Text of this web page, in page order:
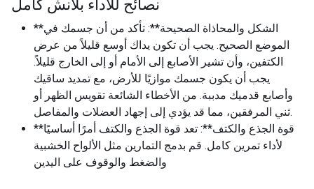
نصائح للأداء بلانش كامل
**الشكل والمحاذاة الصحيحة**: تأكد من أن جسمك في
الموضع الصحيح. يجب أن تكون يداك أوسع قليلاً من عرض
الكتفين، وأن تشير الأصابع إلى الأمام أو إلى الخارج قليلاً.
يجب أن يكون جسمك موازيًا للأرض، مع تمديد ساقيك
وأصابع قدميك مدببة. من الأخطاء الشائعة تقويس الظهر أو
ثني المرفقين، مما قد يؤدي إلى إجهاد العضلات والمفاصل.
**قوة الجذع والكتف**: تعد قوة الجذع والكتف أمرًا أساسيًا
لأداء تمرين كامل. قم بدمج التمارين مثل الألواح الخشبية
والضغط والوقوف على اليدين